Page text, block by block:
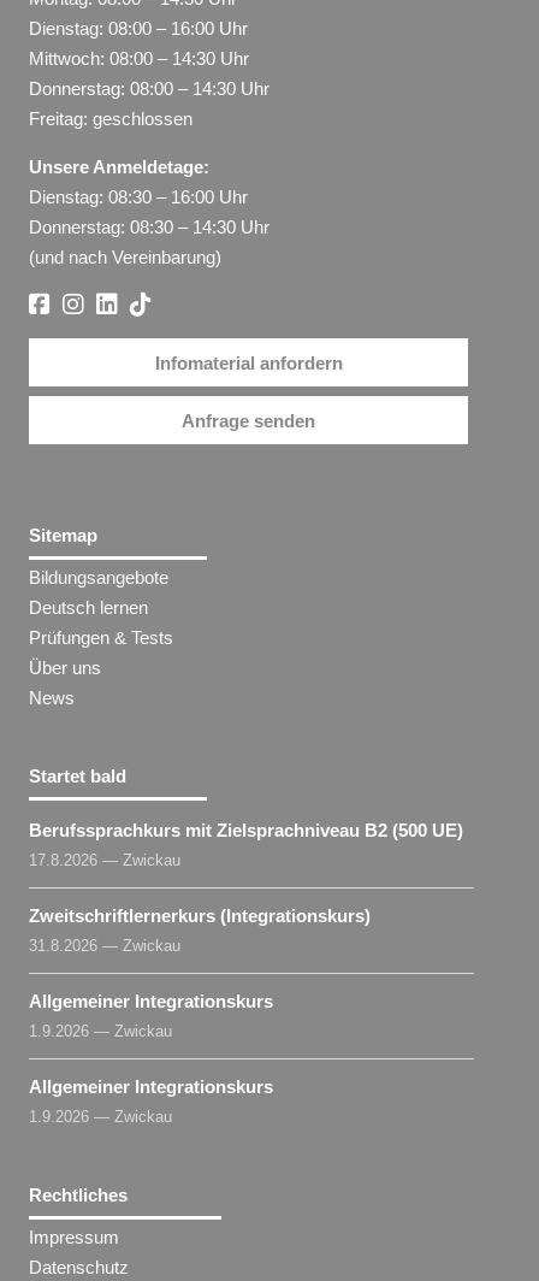
Dienstag: 08:00 – 16:00 Uhr
Mittwoch: 08:00 – 14:30 Uhr
Donnerstag: 08:00 – 14:30 Uhr
Freitag: geschlossen
Unsere Anmeldetage:
Dienstag: 08:30 – 16:00 Uhr
Donnerstag: 08:30 – 14:30 Uhr
(und nach Vereinbarung)
Infomaterial anfordern
Anfrage senden
Sitemap
Bildungsangebote
Deutsch lernen
Prüfungen & Tests
Über uns
News
Startet bald
Berufssprachkurs mit Zielsprachniveau B2 (500 UE)
17.8.2026 — Zwickau
Zweitschriftlernerkurs (Integrationskurs)
31.8.2026 — Zwickau
Allgemeiner Integrationskurs
1.9.2026 — Zwickau
Allgemeiner Integrationskurs
1.9.2026 — Zwickau
Rechtliches
Impressum
Datenschutz